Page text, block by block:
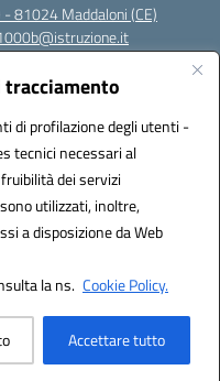
di profilazione degli utenti -
tecnici necessari al
dei servizi
utilizzati, inoltre,
a disposizione da Web
la ns. Cookie Policy.
Accettare tutto
81024 Maddaloni (CE)
93044680614 (Scuole
(IPA): istsc_cevc01000b
Solution S.r.l.
Italia